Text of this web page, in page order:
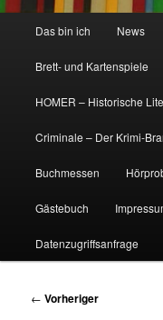
Das bin ich News
Brett- und Kartenspiele
HOMER – Historische
Criminale – Der Krimi-
Buchmessen
Gästebuch
Datenzugriffsanfrage
Beitragsnavigation
← Vorheriger